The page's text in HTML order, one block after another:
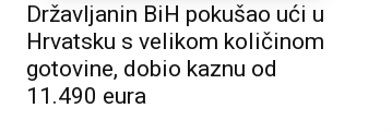
Državljanin BiH pokušao ući u
Hrvatsku s velikom količinom
gotovine, dobio kaznu od
11.490 eura